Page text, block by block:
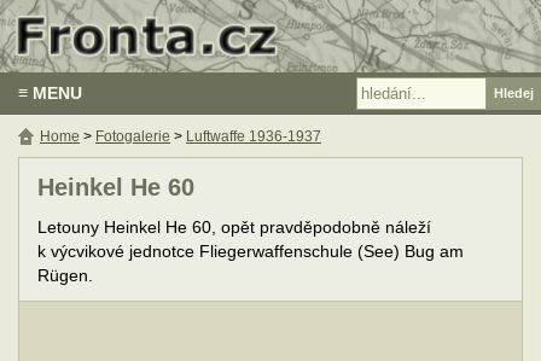
≡ MENU
Heinkel He 60
Letouny Heinkel He 60, opět pravděpodobně náleží
k výcvikové jednotce Fliegerwaffenschule (See) Bug am
Rügen.
Home > Fotogalerie > Luftwaffe 1936-1937